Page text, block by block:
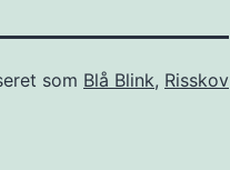
som Blå Blink, Risskov